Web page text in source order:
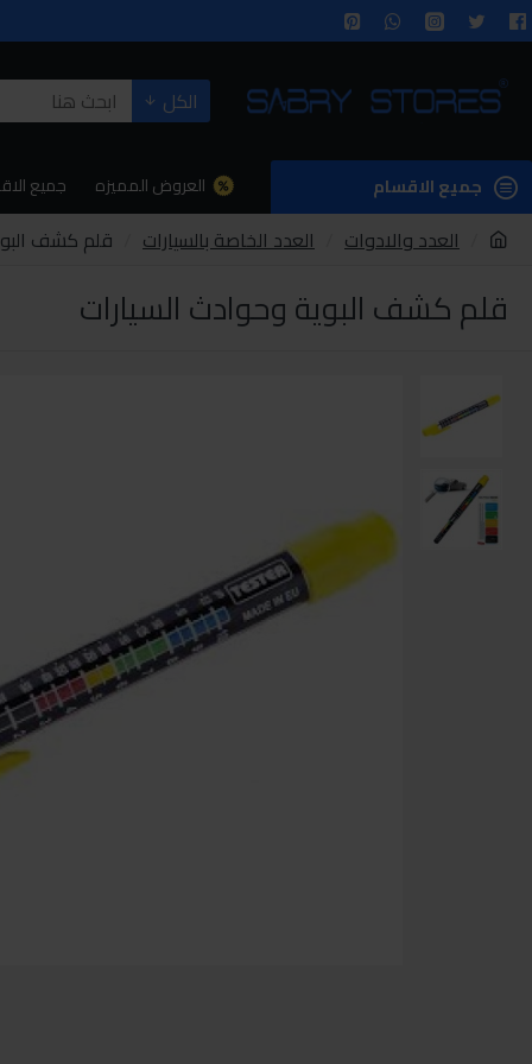
الكل
جميع الاقسام العروض المميزه جميع
العدد والادوات العدد الخاصة بالسيارات قلم كشف
قلم كشف البوية وحوادث السيارات